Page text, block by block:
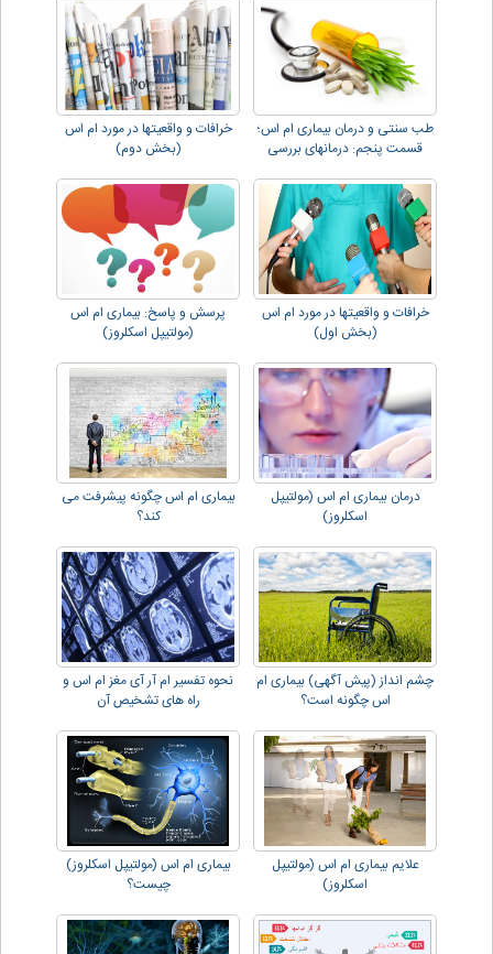
طب سنتی و درمان بیماری ام اس؛
قسمت پنجم: درمانهای بررسی
خرافات و واقعیتها در مورد ام اس
(بخش دوم)
خرافات و واقعیتها در مورد ام اس
(بخش اول)
پرسش و پاسخ: بیماری ام اس
(مولتیپل اسکلروز)
درمان بیماری ام اس (مولتیپل
اسکلروز)
بیماری ام اس چگونه پیشرفت می
کند؟
چشم انداز (پیش آگهی) بیماری ام
اس چگونه است؟
نحوه تفسیر ام آر آی مغز ام اس و
راه های تشخیص آن
علایم بیماری ام اس (مولتیپل
اسکلروز)
بیماری ام اس (مولتیپل اسکلروز)
چیست؟